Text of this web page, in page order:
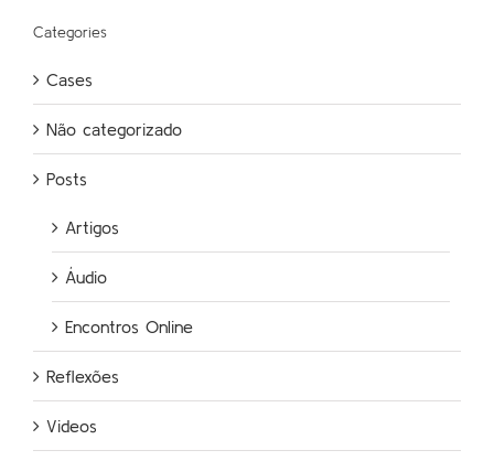
Categories
Cases
Não categorizado
Posts
Artigos
Áudio
Encontros Online
Reflexões
Videos